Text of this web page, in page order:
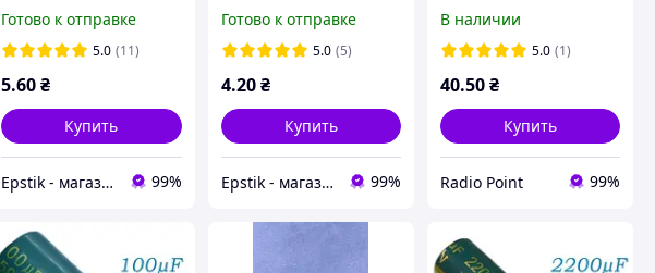
Готово к отправке
5.0 (11)
5.60₴
Купить
Epstik - магазин радиокомпонентов 99%
Готово к отправке
5.0 (5)
4.20 ₴
Купить
Epstik - магазин радиокомпонентов 99%
105C [Low ESR]
В наличии
5.0 (1)
40.50₴
Купить
Radio Point 99%